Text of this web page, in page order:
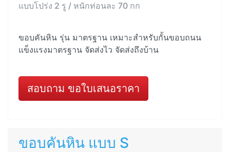
แบบโปร่ง 2 รู / หนักท่อนละ 70 กก
ขอบคันหิน รุ่น มาตรฐาน เหมาะสำหรับกั้นขอบถนน
แข็งแรงมาตรฐาน จัดส่งไว จัดส่งถึงบ้าน
สอบถาม ขอใบเสนอราคา
ขอบคันหิน แบบ S